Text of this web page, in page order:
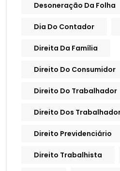
Desoneração Da Folha
Dia Do Contador
Direita Da Família
Direito Do Consumidor
Direito Do Trabalhador
Direito Dos
Direito Previdenciário
Direito Trabalhista